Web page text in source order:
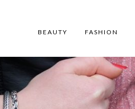
BEAUTY FASHION